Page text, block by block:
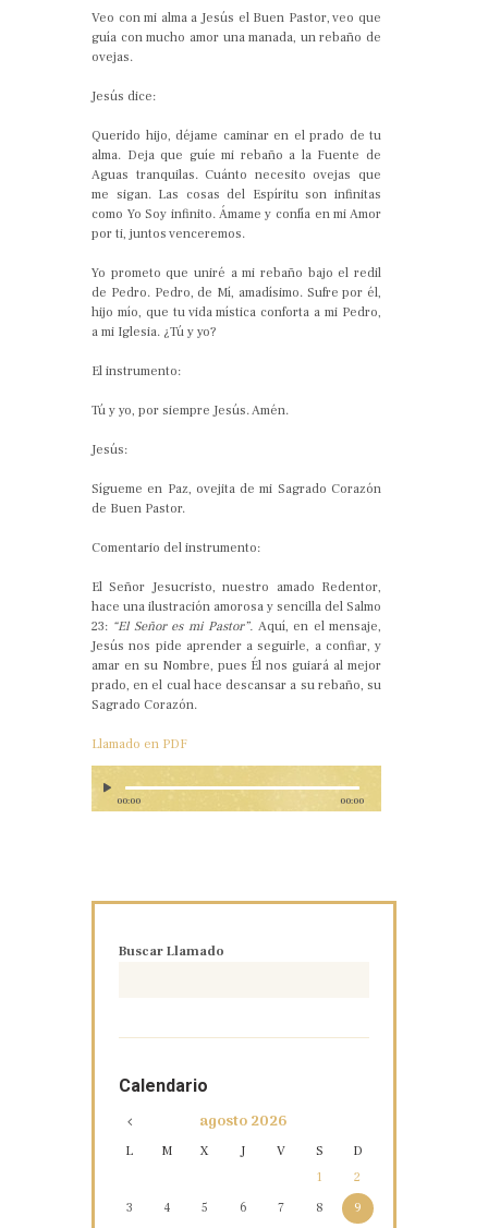
Veo con mi alma a Jesús el Buen Pastor, veo que
guía con mucho amor una manada, un rebaño de
ovejas.
Jesús dice:
Querido hijo, déjame caminar en el prado de tu
alma. Deja que guíe mi rebaño a la Fuente de
Aguas tranquilas. Cuánto necesito ovejas que
me sigan. Las cosas del Espíritu son infinitas
como Yo Soy infinito. Ámame y confía en mi Amor
por ti, juntos venceremos.
Yo prometo que uniré a mi rebaño bajo el redil
de Pedro. Pedro, de Mí, amadísimo. Sufre por él,
hijo mío, que tu vida mística conforta a mi Pedro,
a mi Iglesia. ¿Tú y yo?
El instrumento:
Tú y yo, por siempre Jesús. Amén.
Jesús:
Sígueme en Paz, ovejita de mi Sagrado Corazón
de Buen Pastor.
Comentario del instrumento:
El Señor Jesucristo, nuestro amado Redentor,
hace una ilustración amorosa y sencilla del Salmo
23: “El Señor es mi Pastor”. Aquí, en el mensaje,
Jesús nos pide aprender a seguirle, a confiar, y
amar en su Nombre, pues Él nos guiará al mejor
prado, en el cual hace descansar a su rebaño, su
Sagrado Corazón.
Llamado en PDF
00:00 00:00
Buscar Llamado
Calendario
agosto2026
L M X J V S
D
1
2
3
4 5 6 7 8
9